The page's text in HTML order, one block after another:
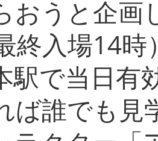
おうと企画
終入場14
駅で当日有
ば誰でも